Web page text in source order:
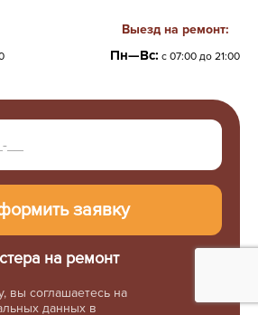
Выезд на ремонт:
Пн—Вс: с 07:00 до 21:00
на ремонт
вы соглашаетесь на
данных в